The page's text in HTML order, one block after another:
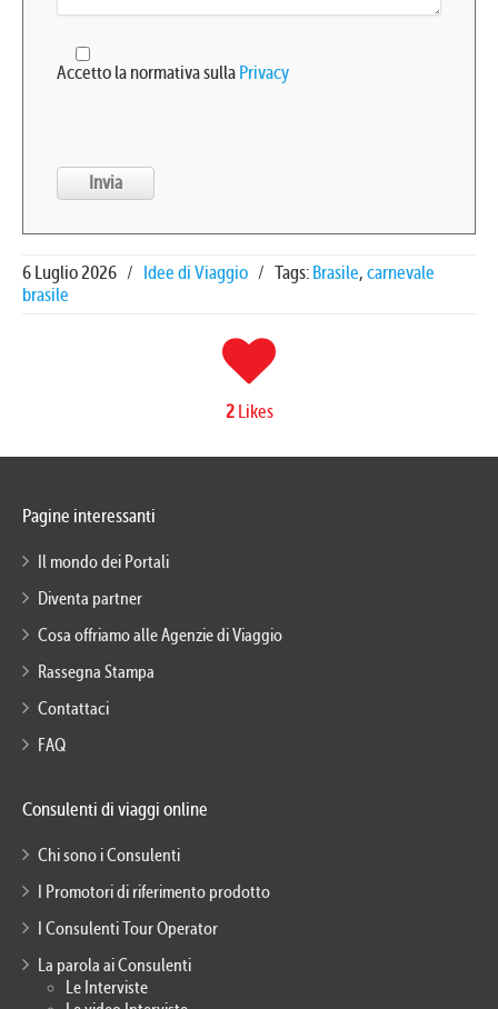
Accetto la normativa sulla Privacy
6 Luglio 2026 / Idee di Viaggio / Tags: Brasile, carnevale
brasile
2Likes
Pagine interessanti
Il mondo dei Portali
Diventa partner
Cosa offriamo alle Agenzie di Viaggio
Rassegna Stampa
Contattaci
FAQ
Consulenti di viaggi online
Chi sono i Consulenti
I Promotori di riferimento prodotto
I Consulenti Tour Operator
La parola ai Consulenti
Le Interviste